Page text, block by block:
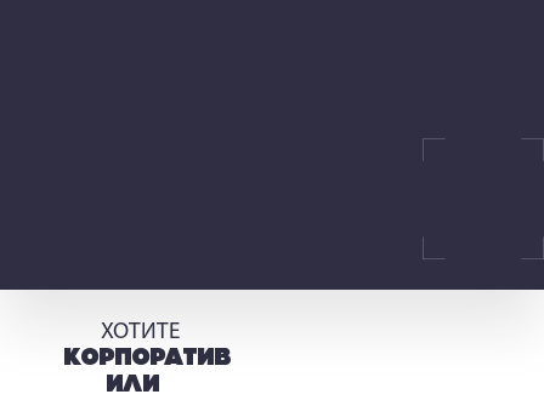
ХОТИТЕ
КОРПОРАТИВ
ИЛИ